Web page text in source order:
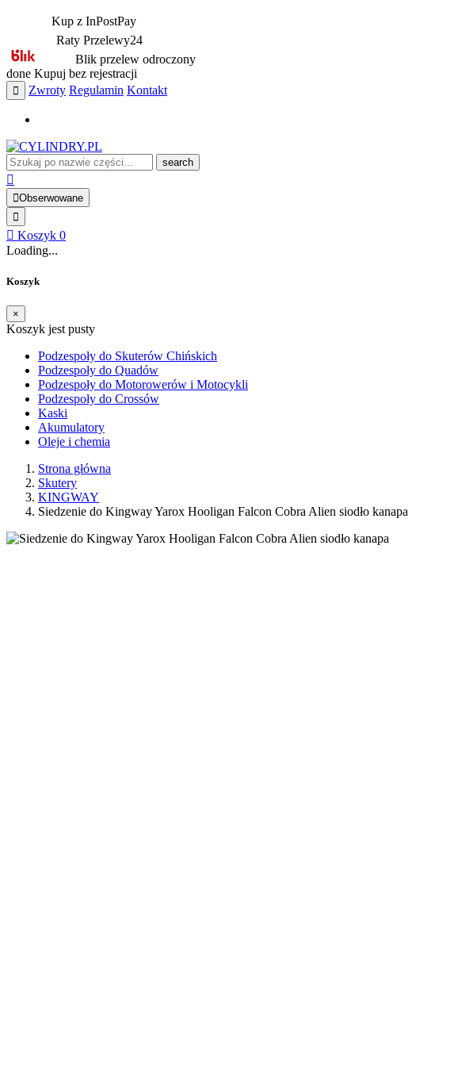
Kup z InPostPay
Raty Przelewy24
Blik przelew odroczony
done Kupuj bez rejestracji
Zwroty Regulamin Kontakt
search
Obserwowane
Koszyk 0
Loading...
Koszyk
×
Koszyk jest pusty
Podzespoły do Skuterów Chińskich
Podzespoły do Quadów
Podzespoły do Motorowerów i Motocykli
Podzespoły do Crossów
Kaski
Akumulatory
Oleje i chemia
Strona główna
Skutery
KINGWAY
Siedzenie do Kingway Yarox Hooligan Falcon Cobra Alien siodło kanapa